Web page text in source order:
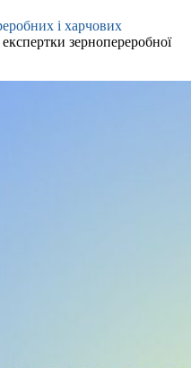
і харчових
експертки зернопереробної